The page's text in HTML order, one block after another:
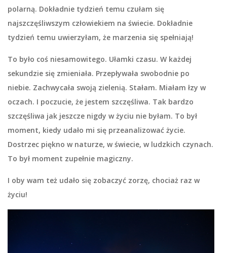
polarną. Dokładnie tydzień temu czułam się
najszczęśliwszym człowiekiem na świecie. Dokładnie
tydzień temu uwierzyłam, że marzenia się spełniają!
To było coś niesamowitego. Ułamki czasu. W każdej
sekundzie się zmieniała. Przepływała swobodnie po
niebie. Zachwycała swoją zielenią. Stałam. Miałam łzy w
oczach. I poczucie, że jestem szczęśliwa. Tak bardzo
szczęśliwa jak jeszcze nigdy w życiu nie byłam. To był
moment, kiedy udało mi się przeanalizować życie.
Dostrzec piękno w naturze, w świecie, w ludzkich czynach.
To był moment zupełnie magiczny.
I oby wam też udało się zobaczyć zorzę, chociaż raz w
życiu!